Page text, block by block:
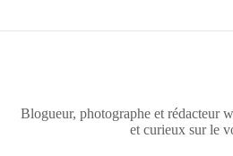
Blogueur, photographe et rédacteur
et curieux sur le